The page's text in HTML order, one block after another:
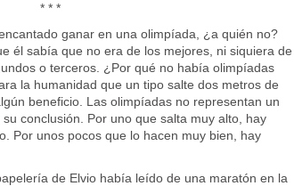
* * *
ganar en una olimpíada, ¿a quién no?
él sabía que no era de los mejores, ni siquiera de
o terceros. ¿Por qué no había olimpíadas
la humanidad que un tipo salte dos metros de
beneficio. Las olimpíadas no representan un
conclusión. Por uno que salta muy alto, hay
Por unos pocos que lo hacen muy bien, hay
de Elvio había leído de una maratón en la